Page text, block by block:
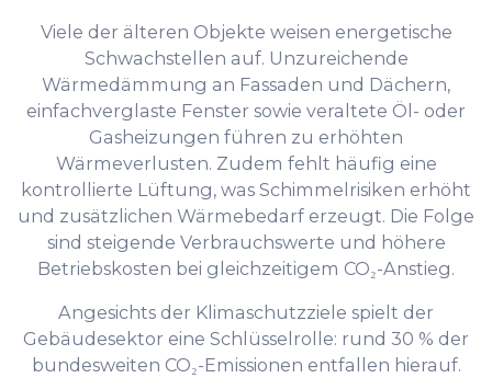
Viele der älteren Objekte weisen energetische
Schwachstellen auf. Unzureichende
Wärmedämmung an Fassaden und Dächern,
einfachverglaste Fenster sowie veraltete Öl- oder
Gasheizungen führen zu erhöhten
Wärmeverlusten. Zudem fehlt häufig eine
kontrollierte Lüftung, was Schimmelrisiken erhöht
und zusätzlichen Wärmebedarf erzeugt. Die Folge
sind steigende Verbrauchswerte und höhere
Betriebskosten bei gleichzeitigem CO₂-Anstieg.
Angesichts der Klimaschutzziele spielt der
Gebäudesektor eine Schlüsselrolle: rund 30 % der
bundesweiten CO₂-Emissionen entfallen hierauf.